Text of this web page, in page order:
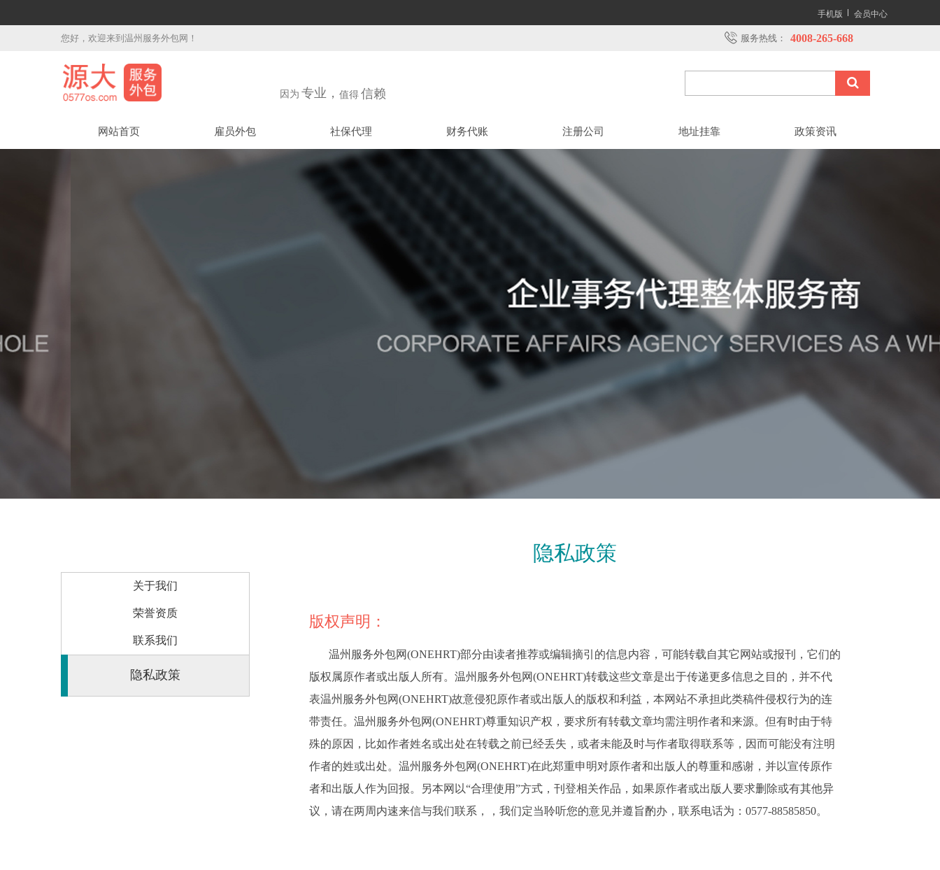
手机版 会员中心
您好，欢迎来到温州服务外包网！ 4008-265-668
服务热线：
因为 值得
专业， 信赖
网站首页 雇员外包 社保代理 财务代账 注册公司 地址挂靠 政策资讯
版权属原作者或出版人所有。温州服务外包网(ONEHRT)转载这些文章是出于传递更多信息之目的，并不代
表温州服务外包网(ONEHRT)故意侵犯原作者或出版人的版权和利益，本网站不承担此类稿件侵权行为的连
带责任。温州服务外包网(ONEHRT)尊重知识产权，要求所有转载文章均需注明作者和来源。但有时由于特
殊的原因，比如作者姓名或出处在转载之前已经丢失，或者未能及时与作者取得联系等，因而可能没有注明
作者的姓或出处。温州服务外包网(ONEHRT)在此郑重申明对原作者和出版人的尊重和感谢，并以宣传原作
者和出版人作为回报。另本网以“合理使用”方式，刊登相关作品，如果原作者或出版人要求删除或有其他异
议，请在两周内速来信与我们联系，，我们定当聆听您的意见并遵旨酌办，联系电话为：0577-88585850。
隐私政策
荣誉资质
联系我们
关于我们
隐私政策
版权声明：